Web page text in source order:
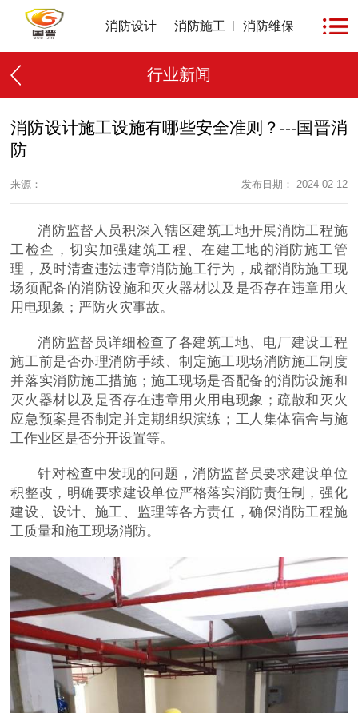
消防设计 消防施工 消防维保
行业新闻
消防设计施工设施有哪些安全准则？---国晋消
防
来源： 发布日期： 2024-02-12
消防监督人员积深入辖区建筑工地开展消防工程施
工检查，切实加强建筑工程、在建工地的消防施工管
理，及时清查违法违章消防施工行为，成都消防施工现
场须配备的消防设施和灭火器材以及是否存在违章用火
用电现象；严防火灾事故。
消防监督员详细检查了各建筑工地、电厂建设工程
施工前是否办理消防手续、制定施工现场消防施工制度
并落实消防施工措施；施工现场是否配备的消防设施和
灭火器材以及是否存在违章用火用电现象；疏散和灭火
应急预案是否制定并定期组织演练；工人集体宿舍与施
工作业区是否分开设置等。
针对检查中发现的问题，消防监督员要求建设单位
积整改，明确要求建设单位严格落实消防责任制，强化
建设、设计、施工、监理等各方责任，确保消防工程施
工质量和施工现场消防。